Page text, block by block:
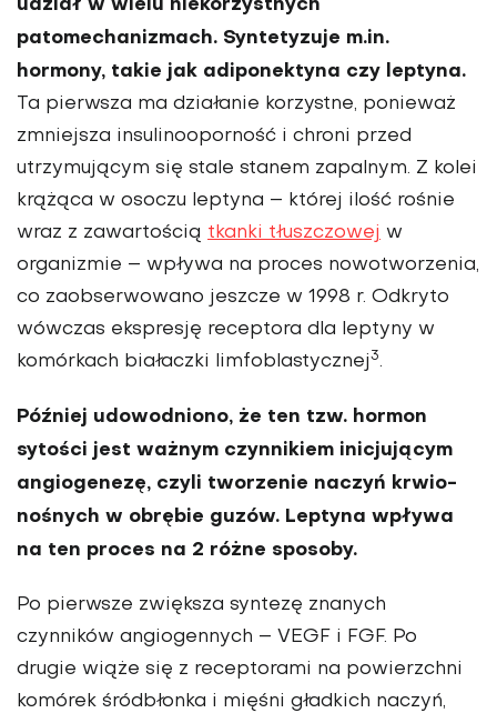
udział w wielu niekorzystnych
patomechanizmach. Syntetyzuje m.in.
hormony, takie jak adiponektyna czy leptyna.
Ta pierwsza ma działanie korzystne, ponieważ
zmniejsza insulinoopor­ność i chroni przed
utrzymującym się stale stanem zapalnym. Z kolei
krążąca w osoczu leptyna – której ilość rośnie
wraz z zawartością tkanki tłuszczowej w
organizmie – wpływa na proces nowotworze­nia,
co zaobserwowano jeszcze w 1998 r. Odkryto
wówczas ekspre­sję receptora dla leptyny w
komór­kach białaczki limfoblastycznej3.
Później udowodniono, że ten tzw. hormon
sytości jest ważnym czynnikiem inicjującym
angioge­nezę, czyli tworzenie naczyń krwio­
nośnych w obrębie guzów. Leptyna wpływa
na ten proces na 2 różne sposoby.
Po pierwsze zwiększa syn­tezę znanych
czynników angiogen­nych – VEGF i FGF. Po
drugie wiąże się z receptorami na powierzchni
komórek śródbłonka i mięśni gładkich naczyń,